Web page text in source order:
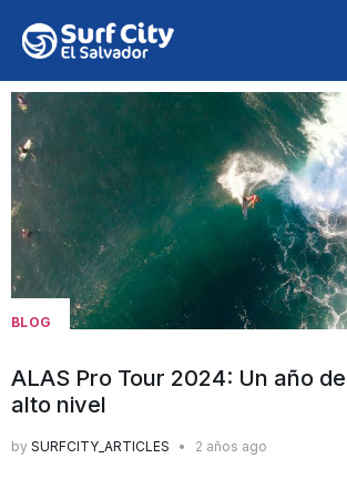
BLOG
ALAS Pro Tour 2024: Un año
alto nivel
by SURFCITY_ARTICLES 2 años ago